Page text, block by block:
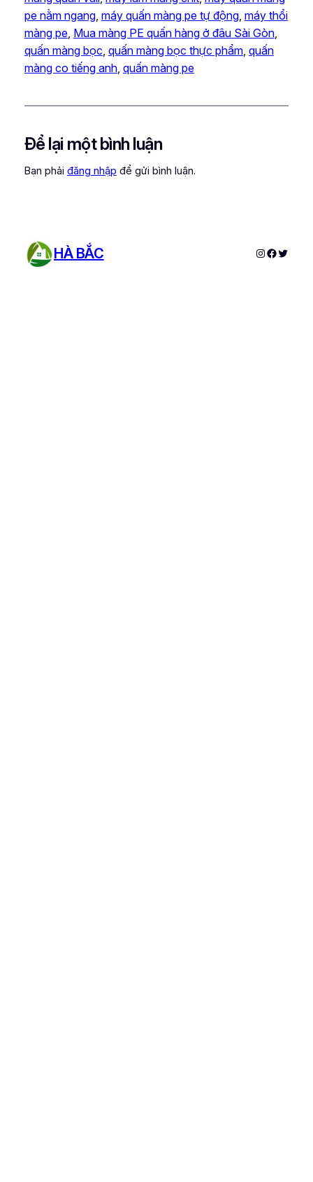
pe nằm ngang, máy quấn màng pe tự động, máy thổi
màng pe, Mua màng PE quấn hàng ở đâu Sài Gòn
quấn màng bọc quấn màng bọc thực phẩm, quấn
màng co tiếng anh, quấn màng pe
Để lại một bình luận
Bạn phải đăng nhập để gửi bình luận.
HÀ BẮC Instagram
Twitter